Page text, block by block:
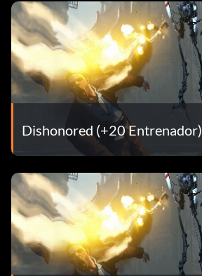
Dishonored (+20 Entrenador)